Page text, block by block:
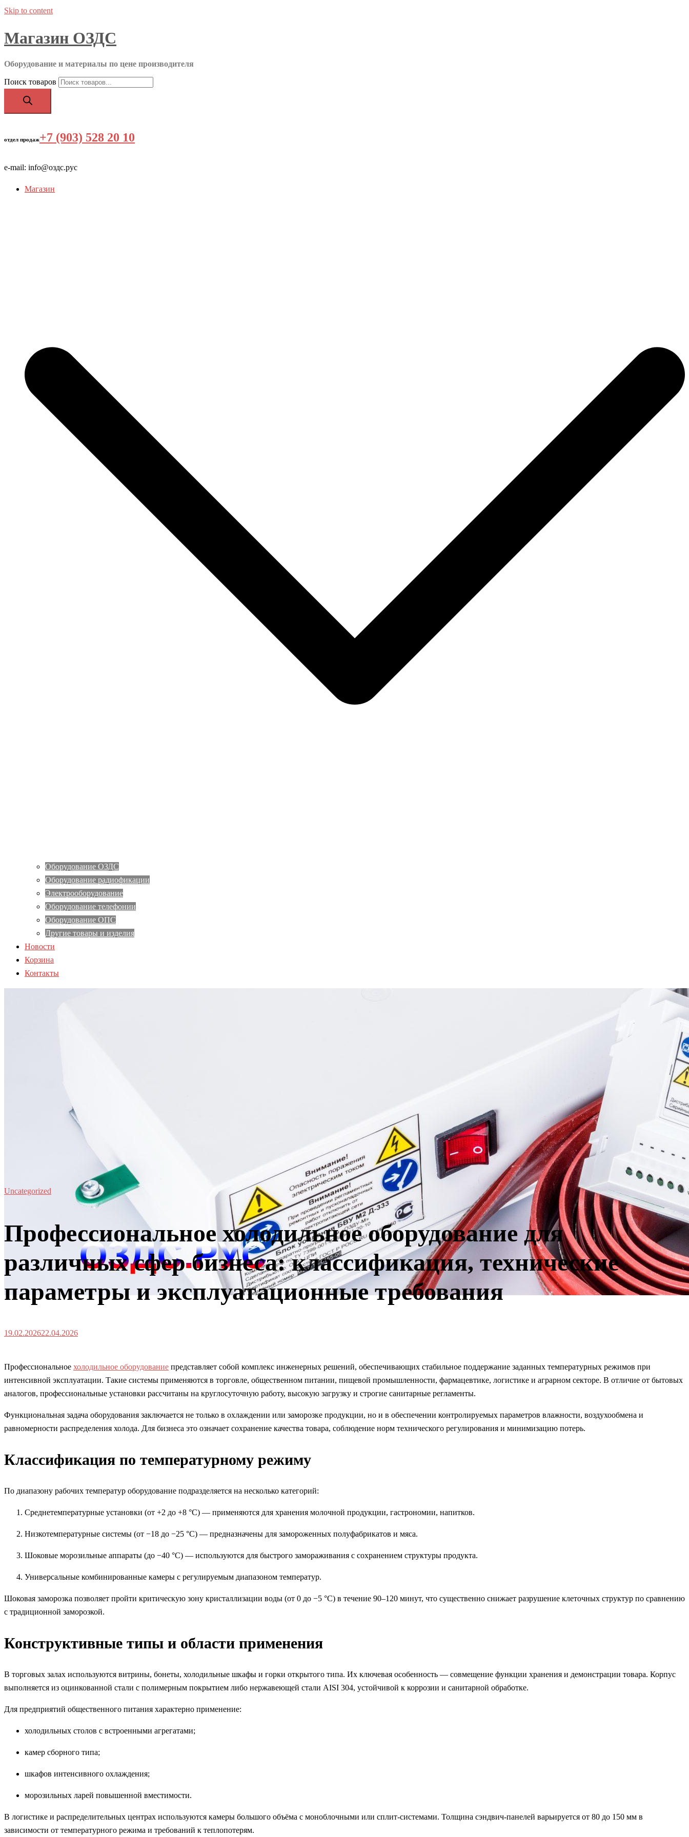
Skip to content
Магазин ОЗДС
Оборудование и материалы по цене производителя
Поиск товаров
отдел продаж+7 (903) 528 20 10
e-mail: info@оздс.рус
Магазин
Оборудование ОЗДС
Оборудование радиофикации
Электрооборудование
Оборудование телефонии
Оборудование ОПС
Другие товары и изделия
Новости
Корзина
Контакты
Uncategorized
Профессиональное холодильное оборудование для
различных сфер бизнеса: классификация, технические
параметры и эксплуатационные требования
19.02.202622.04.2026
Профессиональное холодильное оборудование представляет собой комплекс инженерных решений, обеспечивающих стабильное поддержание заданных температурных режимов при
интенсивной эксплуатации. Такие системы применяются в торговле, общественном питании, пищевой промышленности, фармацевтике, логистике и аграрном секторе. В отличие от бытовых
аналогов, профессиональные установки рассчитаны на круглосуточную работу, высокую загрузку и строгие санитарные регламенты.
Функциональная задача оборудования заключается не только в охлаждении или заморозке продукции, но и в обеспечении контролируемых параметров влажности, воздухообмена и
равномерности распределения холода. Для бизнеса это означает сохранение качества товара, соблюдение норм технического регулирования и минимизацию потерь.
Классификация по температурному режиму
По диапазону рабочих температур оборудование подразделяется на несколько категорий:
Среднетемпературные установки (от +2 до +8 °C) — применяются для хранения молочной продукции, гастрономии, напитков.
Низкотемпературные системы (от −18 до −25 °C) — предназначены для замороженных полуфабрикатов и мяса.
Шоковые морозильные аппараты (до −40 °C) — используются для быстрого замораживания с сохранением структуры продукта.
Универсальные комбинированные камеры с регулируемым диапазоном температур.
Шоковая заморозка позволяет пройти критическую зону кристаллизации воды (от 0 до −5 °C) в течение 90–120 минут, что существенно снижает разрушение клеточных структур по сравнению
с традиционной заморозкой.
Конструктивные типы и области применения
В торговых залах используются витрины, бонеты, холодильные шкафы и горки открытого типа. Их ключевая особенность — совмещение функции хранения и демонстрации товара. Корпус
выполняется из оцинкованной стали с полимерным покрытием либо нержавеющей стали AISI 304, устойчивой к коррозии и санитарной обработке.
Для предприятий общественного питания характерно применение:
холодильных столов с встроенными агрегатами;
камер сборного типа;
шкафов интенсивного охлаждения;
морозильных ларей повышенной вместимости.
В логистике и распределительных центрах используются камеры большого объёма с моноблочными или сплит-системами. Толщина сэндвич-панелей варьируется от 80 до 150 мм в
зависимости от температурного режима и требований к теплопотерям.